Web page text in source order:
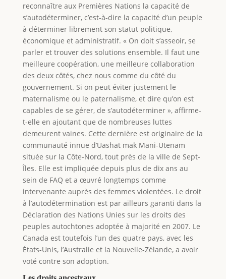
reconnaître aux Premières Nations la capacité de
s’autodéterminer, c’est-à-dire la capacité d’un peuple
à déterminer librement son statut politique,
économique et administratif. « On doit s’asseoir, se
parler et trouver des solutions ensemble. Il faut une
meilleure coopération, une meilleure collaboration
des deux côtés, chez nous comme du côté du
gouvernement. Si on peut éviter justement le
maternalisme ou le paternalisme, et dire qu’on est
capables de se gérer, de s’autodéterminer », affirme-
t-elle en ajoutant que de nombreuses luttes
demeurent vaines. Cette dernière est originaire de la
communauté innue d’Uashat mak Mani-Utenam
située sur la Côte-Nord, tout près de la ville de Sept-
Îles. Elle est impliquée depuis plus de dix ans au
sein de FAQ et a œuvré longtemps comme
intervenante auprès des femmes violentées. Le droit
à l’autodétermination est par ailleurs garanti dans la
Déclaration des Nations Unies sur les droits des
peuples autochtones adoptée à majorité en 2007. Le
Canada est toutefois l’un des quatre pays, avec les
États-Unis, l’Australie et la Nouvelle-Zélande, a avoir
voté contre son adoption.